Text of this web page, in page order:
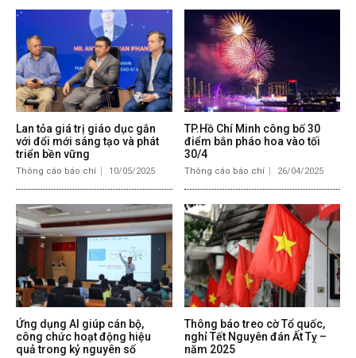
Lan tỏa giá trị giáo dục gắn
với đổi mới sáng tạo và phát
triển bền vững
Thông cáo báo chí 10/05/2025
TP.Hồ Chí Minh công bố 30
điểm bắn pháo hoa vào tối
30/4
Thông cáo báo chí 26/04/2025
Ứng dụng AI giúp cán bộ,
công chức hoạt động hiệu
quả trong kỷ nguyên số
Thông báo treo cờ Tổ quốc,
nghỉ Tết Nguyên đán Ất Tỵ –
năm 2025